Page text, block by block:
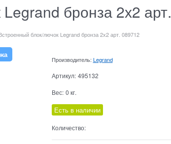
бронза 2х2
блок/лючок Legrand бронза 2х2 арт. 089712
Производитель: Legrand
Артикул: 495132
Вес: 0 кг.
Есть в наличии
Количество: